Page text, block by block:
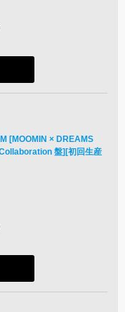
[MOOMIN × DREAMS
盤][初回生産